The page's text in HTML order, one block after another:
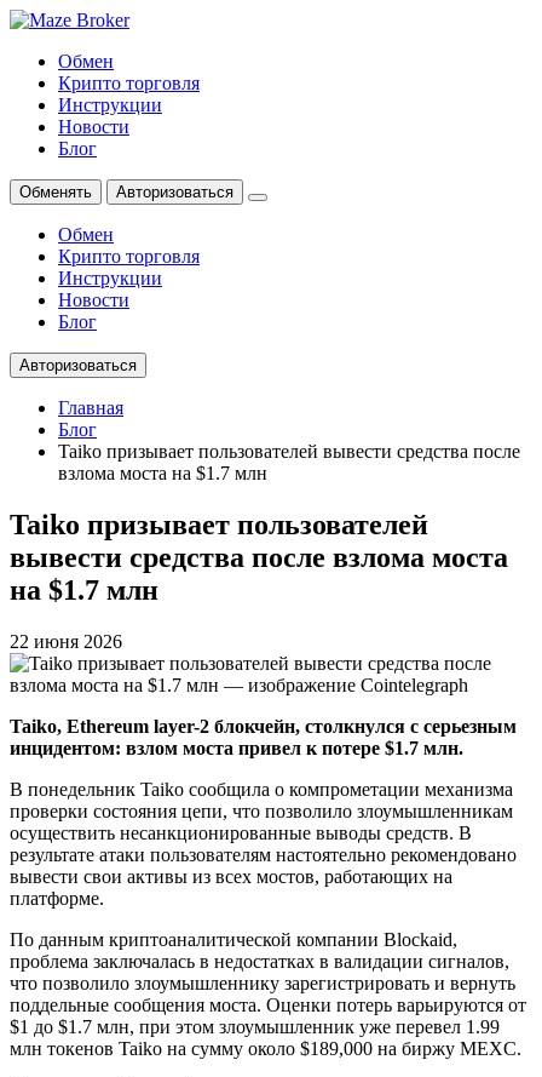
Обмен
Крипто торговля
Инструкции
Новости
Блог
Обменять Авторизоваться
Обмен
Крипто торговля
Инструкции
Новости
Блог
Авторизоваться
Главная
Блог
Taiko призывает пользователей вывести средства после
взлома моста на $1.7 млн
Taiko призывает пользователей
вывести средства после взлома моста
на $1.7 млн
22 июня 2026
Taiko, Ethereum layer-2 блокчейн, столкнулся с серьезным
инцидентом: взлом моста привел к потере $1.7 млн.
В понедельник Taiko сообщила о компрометации механизма
проверки состояния цепи, что позволило злоумышленникам
осуществить несанкционированные выводы средств. В
результате атаки пользователям настоятельно рекомендовано
вывести свои активы из всех мостов, работающих на
платформе.
По данным криптоаналитической компании Blockaid,
проблема заключалась в недостатках в валидации сигналов,
что позволило злоумышленнику зарегистрировать и вернуть
поддельные сообщения моста. Оценки потерь варьируются от
$1 до $1.7 млн, при этом злоумышленник уже перевел 1.99
млн токенов Taiko на сумму около $189,000 на биржу MEXC.